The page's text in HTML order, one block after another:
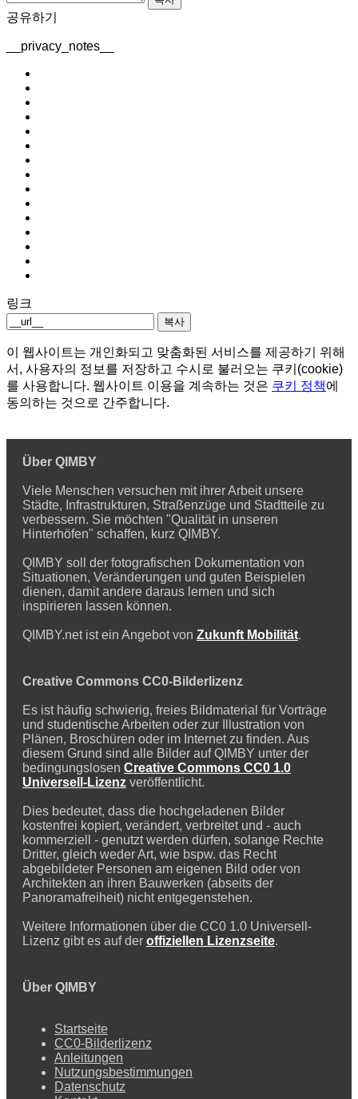
공유하기
__privacy_notes__
링크
복사
이 웹사이트는 개인화되고 맞춤화된 서비스를 제공하기 위해
서, 사용자의 정보를 저장하고 수시로 불러오는 쿠키(cookie)
를 사용합니다. 웹사이트 이용을 계속하는 것은 쿠키 정책에
동의하는 것으로 간주합니다.
Über QIMBY
Viele Menschen versuchen mit ihrer Arbeit unsere
Städte, Infrastrukturen, Straßenzüge und Stadtteile zu
verbessern. Sie möchten "Qualität in unseren
Hinterhöfen" schaffen, kurz QIMBY.
QIMBY soll der fotografischen Dokumentation von
Situationen, Veränderungen und guten Beispielen
dienen, damit andere daraus lernen und sich
inspirieren lassen können.
QIMBY.net ist ein Angebot von Zukunft Mobilität.
Creative Commons CC0-Bilderlizenz
Es ist häufig schwierig, freies Bildmaterial für Vorträge
und studentische Arbeiten oder zur Illustration von
Plänen, Broschüren oder im Internet zu finden. Aus
diesem Grund sind alle Bilder auf QIMBY unter der
bedingungslosen Creative Commons CC0 1.0
Universell-Lizenz veröffentlicht.
Dies bedeutet, dass die hochgeladenen Bilder
kostenfrei kopiert, verändert, verbreitet und - auch
kommerziell - genutzt werden dürfen, solange Rechte
Dritter, gleich weder Art, wie bspw. das Recht
abgebildeter Personen am eigenen Bild oder von
Architekten an ihren Bauwerken (abseits der
Panoramafreiheit) nicht entgegenstehen.
Weitere Informationen über die CC0 1.0 Universell-
Lizenz gibt es auf der offiziellen Lizenzseite.
Über QIMBY
Startseite
CC0-Bilderlizenz
Anleitungen
Nutzungsbestimmungen
Datenschutz